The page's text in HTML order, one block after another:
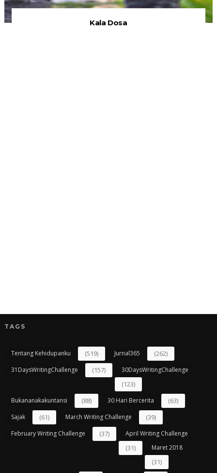
Kala Dosa
TAGS
Tentang Kehidupanku (519) Jurnal365 (262)
31DaysWritingChallenge (157) 30DaysWritingChallenge
(123)
Bukananakakuntansi (88) 30 Hari Bercerita (63)
Sajak (61) March Writing Challenge (39)
February Writing Challenge (37) April Writing Challenge
(31) Maret 2018
(31)